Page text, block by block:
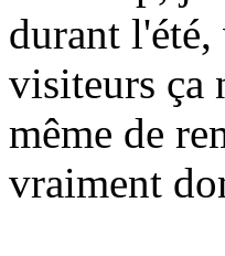
durant
visiteurs ça
même de
vraiment